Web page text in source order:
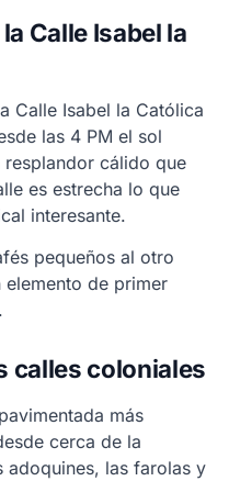
Calle Isabel la
Calle Isabel la Católica
las 4 PM el sol
cálido que
es estrecha lo que
interesante.
pequeños al otro
de primer
calles coloniales
más
cerca de la
adoquines, las farolas y